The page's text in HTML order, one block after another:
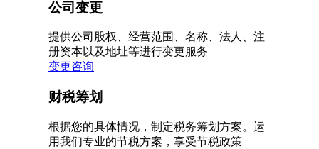
公司变更
提供公司股权、经营范围、名称、法人、注
册资本以及地址等进行变更服务
变更咨询
财税筹划
根据您的具体情况，制定税务筹划方案。运
用我们专业的节税方案，享受节税政策